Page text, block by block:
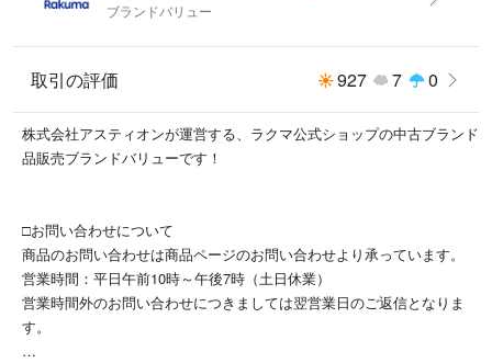
ブランドバリュー
取引の評価 927 7 0
株式会社アスティオンが運営する、ラクマ公式ショップの中古ブランド
品販売ブランドバリューです！
□お問い合わせについて
商品のお問い合わせは商品ページのお問い合わせより承っています。
営業時間：平日午前10時～午後7時（土日休業）
営業時間外のお問い合わせにつきましては翌営業日のご返信となりま
す。